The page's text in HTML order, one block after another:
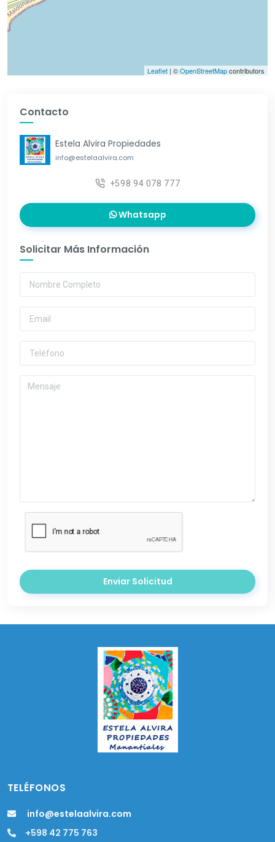
Leaflet | ©OpenStreetMapcontributors
Contacto
Estela Alvira Propiedades
info@estelaalvira.com
+598 94 078 777
Whatsapp
Solicitar Más Información
Enviar Solicitud
TELÉFONOS
info@estelaalvira.com
+598 42 775 763